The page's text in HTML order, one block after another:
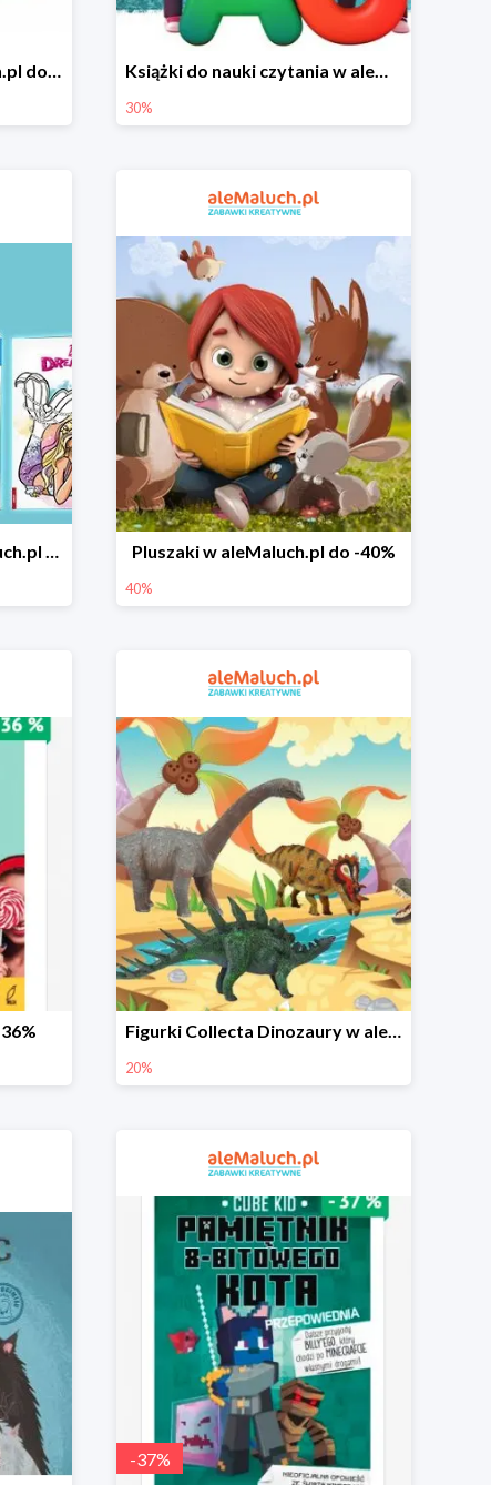
Zabawki i gry w aleMaluch.pl do -35% Książki do nauki czytania w aleMaluch.pl do -30%
30%
Książki o Barbie w aleMaluch.pl do -35% Pluszaki w aleMaluch.pl do -40%
40%
Figurki Collecta Dinozaury w aleMaluch.pl do -20%
20%
-37%